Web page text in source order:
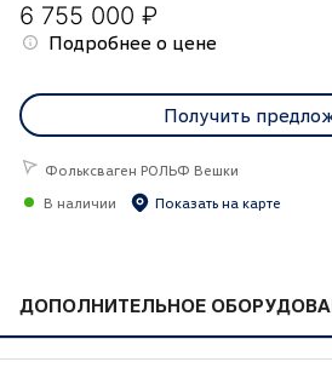
ДОПОЛНИТЕЛЬНОЕ
6 755 000 ₽
Подробнее о цене
Получить
Фольксваген РОЛЬФ Вешки
В наличии
Показать на карте